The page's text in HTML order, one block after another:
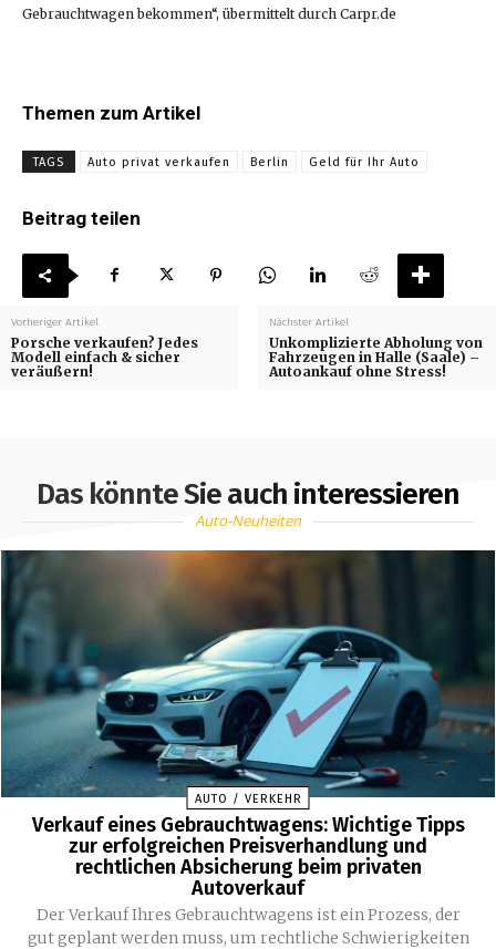
Gebrauchtwagen bekommen“, übermittelt durch Carpr.de
Themen zum Artikel
TAGS Auto privat verkaufen Berlin Geld für Ihr Auto
Beitrag teilen
Vorheriger Artikel
Porsche verkaufen? Jedes
Modell einfach & sicher
veräußern!
Nächster Artikel
Unkomplizierte Abholung von
Fahrzeugen in Halle (Saale) –
Autoankauf ohne Stress!
Das könnte Sie auch interessieren
Auto-Neuheiten
AUTO / VERKEHR
Verkauf eines Gebrauchtwagens: Wichtige Tipps
zur erfolgreichen Preisverhandlung und
rechtlichen Absicherung beim privaten
Autoverkauf
Der Verkauf Ihres Gebrauchtwagens ist ein Prozess, der
gut geplant werden muss, um rechtliche Schwierigkeiten